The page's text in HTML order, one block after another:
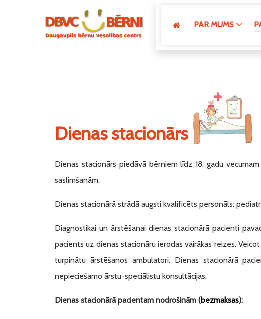
PAR MUMS
Dienas stacionārs
Dienas stacionārs piedāvā bērniem līdz 18. gadu
saslimšanām.
Dienas stacionārā strādā augsti kvalificēts personāls:
Diagnostikai un ārstēšanai dienas stacionārā pacienti
pacients uz dienas stacionāru ierodas vairākas reizes.
turpinātu ārstēšanos ambulatori. Dienas stacionārā
nepieciešamo ārstu-speciālistu konsultācijas.
Dienas stacionārā pacientam nodrošinām (bezmaksas):